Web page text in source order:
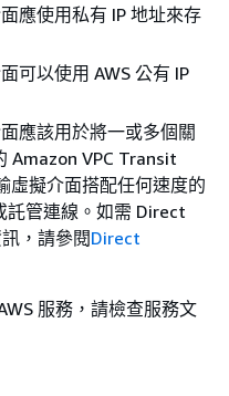
應使用私有 IP 地址來存
可以使用 AWS 公有 IP
應該用於將一或多個關
Amazon VPC Transit
虛擬介面搭配任何速度的
管連線。如需 Direct
，請參閱Direct
服務，請檢查服務文